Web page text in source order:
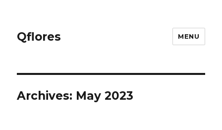
Qflores MENU
Archives: May 2023